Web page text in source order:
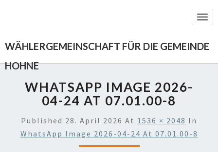
WÄHLERGEMEINSCHAFT FÜR DIE GEMEINDE
HOHNE
WHATSAPP IMAGE 2026-
04-24 AT 07.01.00-8
Published 28. April 2026 At 1536 × 2048 In
WhatsApp Image 2026-04-24 At 07.01.00-8